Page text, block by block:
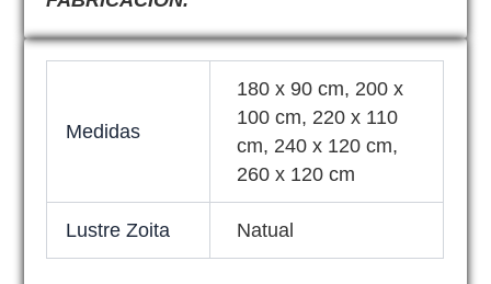
Medidas
180 x 90 cm, 200 x
100 cm, 220 x 110
cm, 240 x 120 cm,
260 x 120 cm
Lustre Zoita Natual